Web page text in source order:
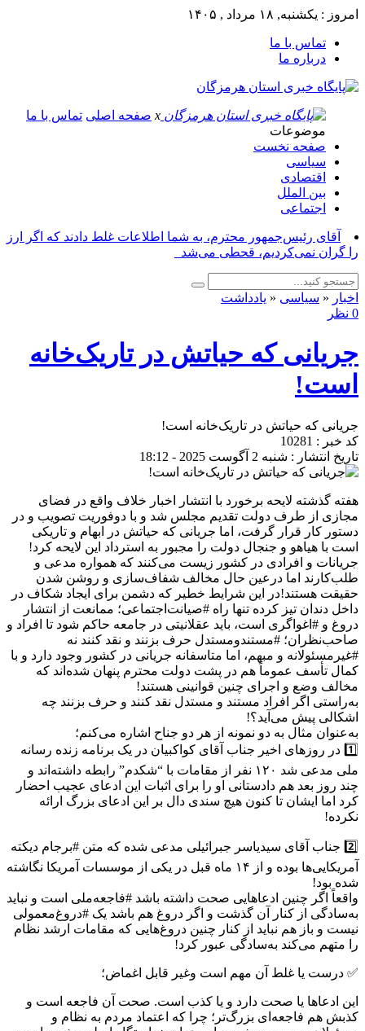
امروز : یکشنبه, ۱۸ مرداد , ۱۴۰۵
تماس با ما
درباره ما
x صفحه اصلی تماس با ما
موضوعات
صفحه نخست
سیاسی
اقتصادی
بین الملل
اجتماعی
آقای رئیس‌جمهور محترم، به شما اطلاعات غلط دادند که اگر ارز
را گران نمی‌کردیم، قحطی می‌شد_
اخبار « سیاسی « یادداشت
0 نظر
جریانی که حیاتش در تاریک‌خانه
است!
جریانی که حیاتش در تاریک‌خانه است!
کد خبر : 10281
تاریخ انتشار : شنبه 2 آگوست 2025 - 18:12
هفته گذشته لایحه برخورد با انتشار اخبار خلاف واقع در فضای
مجازی از طرف دولت تقدیم مجلس شد و با دوفوریت تصویب و در
دستور کار قرار گرفت، اما جریانی که حیاتش در ابهام و تاریکی
است با هیاهو و جنجال دولت را مجبور به استرداد این لایحه کرد!
جریانات و افرادی در کشور زیست می‌کنند که همواره مدعی و
طلب‌کارند اما درعین حال مخالف شفاف‌سازی و روشن شدن
حقیقت هستند!در این شرایط خطیر که دشمن برای ایجاد شکاف در
داخل دندان تیز کرده تنها راه #صیانت‌اجتماعی؛ ممانعت از انتشار
دروغ و #اغواگری است، باید عقلانیتی در جامعه حاکم شود تا افراد و
صاحب‌نظران؛ #مستندومستدل حرف بزنند و نقد کنند نه
#غیرمسئولانه و مبهم، اما متاسفانه جریانی در کشور وجود دارد و با
کمال تأسف عموماً هم در پشت دولت محترم پنهان شده‌اند که
مخالف وضع و اجرای چنین قوانینی هستند!
به‌راستی اگر افراد مستند و مستدل نقد کنند و حرف بزنند چه
اشکالی پیش می‌آید؟!
به‌عنوان مثال به دو نمونه از هر دو جناح اشاره می‌کنم؛
1️⃣ در روزهای اخیر جناب آقای کواکبیان در یک برنامه زنده رسانه
ملی مدعی شد ۱۲۰ نفر از مقامات با “شکدم” رابطه داشته‌اند و
چند روز بعد هم دادستانی او را برای اثبات این ادعای عجیب احضار
کرد اما ایشان تا کنون هیچ سندی دال بر این ادعای بزرگ ارائه
نکرده!
2️⃣ جناب آقای سیدیاسر جبرائیلی مدعی شده که متن #برجام دیکته
آمریکایی‌ها بوده و از ۱۴ ماه قبل در یکی از موسسات آمریکا نگاشته
شده بود!
واقعاً اگر چنین ادعاهایی صحت داشته باشد #فاجعه‌ملی است و نباید
به‌سادگی از کنار آن گذشت و اگر دروغ هم باشد یک #دروغ‌معمولی
نیست و باز هم نباید از کنار چنین دروغ‌هایی که مقامات ارشد نظام
را متهم می‌کند به‌سادگی عبور کرد!
✅ درست یا غلط آن مهم است وغیر قابل اغماض؛
این ادعاها یا صحت دارد و یا کذب است. صحت آن فاجعه است و
کذبش هم فاجعه‌ای بزرگ‌تر؛ چرا که اعتماد مردم به نظام و